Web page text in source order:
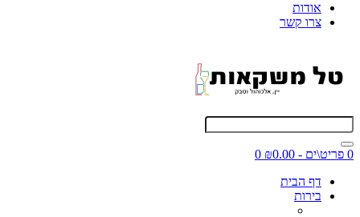
אודות
צרו קשר
0 פריט\ים - ₪0.00
0
דף הבית
בירות